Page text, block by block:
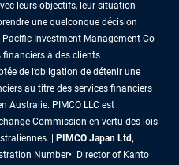
leurs objectifs, leur situation
une quelconque décision
Investment Management Co
financiers à des clients
de l’obligation de détenir une
au titre des services financiers
Australie. PIMCO LLC est
Commission en vertu des lois
|
PIMCO Japan Ltd,
Number•: Director of Kanto